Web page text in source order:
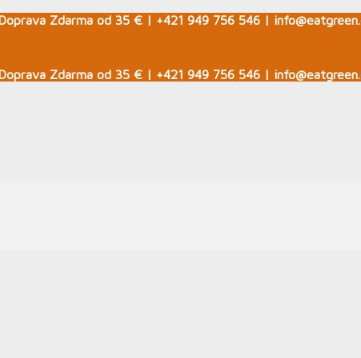
Zdarma od 35 € | +421 949 756 546 |
Zdarma od 35 € | +421 949 756 546 |